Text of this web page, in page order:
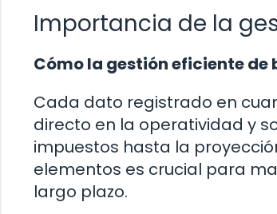
Importancia de la
Cómo la gestión eficiente
Cada dato registrado en
directo en la operatividad y
impuestos hasta la
elementos es crucial para
largo plazo.